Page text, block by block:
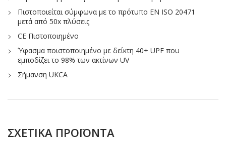
Πιστοποιείται σύμφωνα με το πρότυπο EN ISO 20471
μετά από 50x πλύσεις
CE Πιστοποιημένο
Ύφασμα ποιστοποιημένο με δείκτη 40+ UPF που
εμποδίζει το 98% των ακτίνων UV
Σήμανση UKCA
ΣΧΕΤΙΚΆ ΠΡΟΪΌΝΤΑ